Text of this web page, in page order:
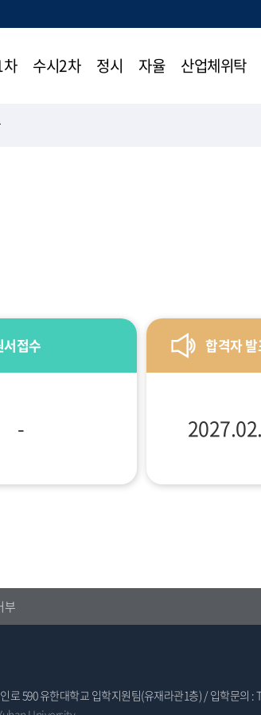
수시2차 정시 자율 산업체위탁
접수
-
합격자
부
로 590 유한대학교 입학지원팀(유재라관1층) / 입학문의 :